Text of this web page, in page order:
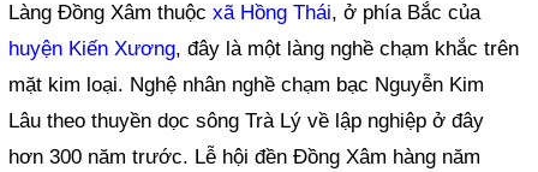
Làng Đồng Xâm thuộcxã Hồng Thái, ở phía Bắc của
huyện Kiến Xương, đây là một làng nghề chạm khắc trên
mặt kim loại. Nghệ nhân nghề chạm bạc Nguyễn Kim
Lâu theo thuyền dọc sông Trà Lý về lập nghiệp ở đây
hơn 300 năm trước. Lễ hội đền Đồng Xâm hàng năm